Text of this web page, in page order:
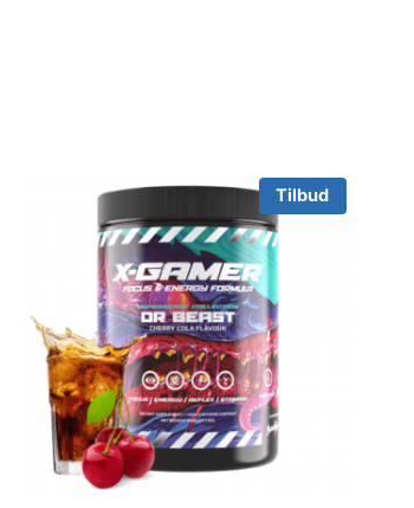
Tilbud